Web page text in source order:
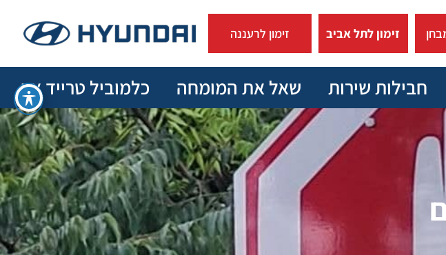
זימון לתל אביב זימון לרעננה
חבילות שירות שאל את המומחה כלמוביל טרייד אין